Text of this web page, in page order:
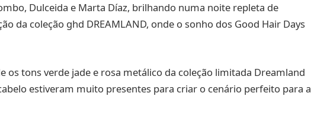
Dulceida e Marta Díaz, brilhando numa noite repleta de
da coleção ghd DREAMLAND, onde o sonho dos Good Hair Days
os tons verde jade e rosa metálico da coleção limitada Dreamland
estiveram muito presentes para criar o cenário perfeito para a